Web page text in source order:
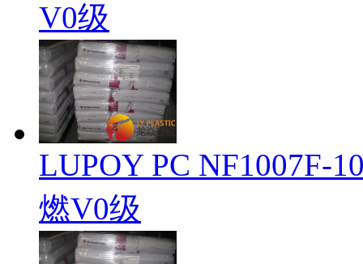
V0级
LUPOY PC NF1007F-
燃V0级